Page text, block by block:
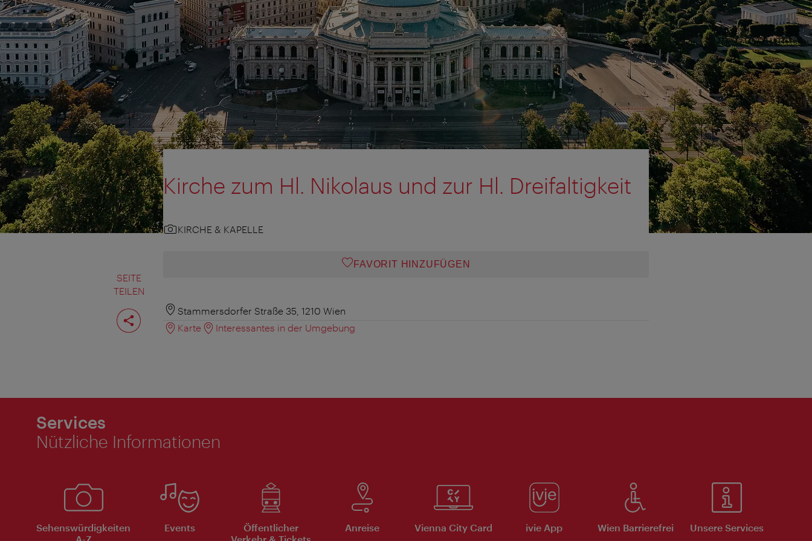
SEITE
TEILEN
Seite
teilen
Kirche zum Hl. Nikolaus und zur Hl. Dreifaltigkeit
KIRCHE & KAPELLE
FAVORIT HINZUFÜGEN
Stammersdorfer Straße 35, 1210 Wien
Karte
Interessantes in der Umgebung
Services
Nützliche Informationen
Sehenswürdigkeiten
Events
Öffentlicher
Anreise Vienna City Card ivie App Wien Barrierefrei Unsere Services